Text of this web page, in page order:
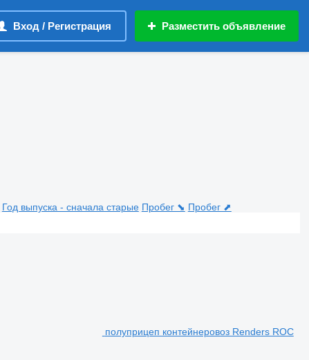
Вход / Регистрация Разместить объявление
Год выпуска - сначала старые Пробег ⬊ Пробег ⬈
полуприцеп контейнеровоз Renders ROC